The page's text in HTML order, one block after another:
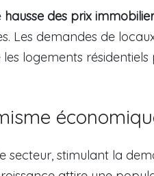
hausse des prix
Les demandes de
logements
secteur, stimulant la